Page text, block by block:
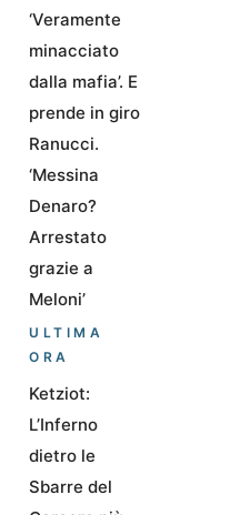
‘Veramente
minacciato
dalla mafia’. E
prende in giro
Ranucci.
‘Messina
Denaro?
Arrestato
grazie a
Meloni’
ULTIMA
ORA
Ketziot:
L’Inferno
dietro le
Sbarre del